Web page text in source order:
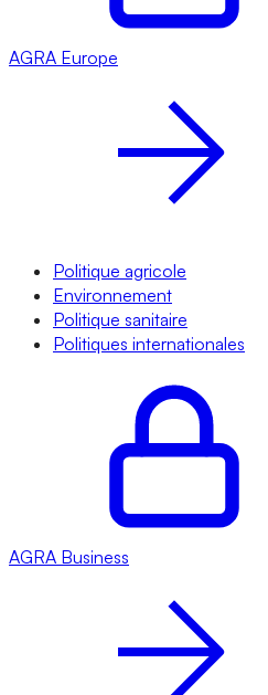
AGRA Europe
Politique agricole
Environnement
Politique sanitaire
Politiques internationales
AGRA Business